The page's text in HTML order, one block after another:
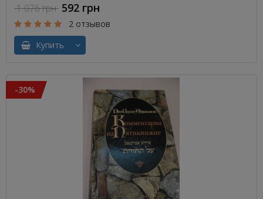
1 076 грн 592 грн
2 отзывов
Купить
-30%